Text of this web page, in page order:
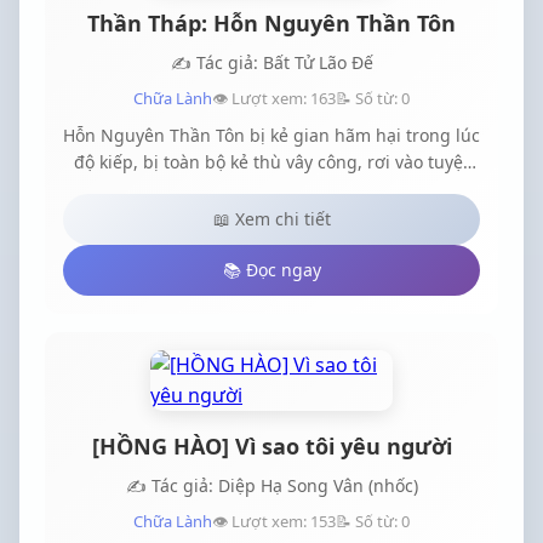
Thần Tháp: Hỗn Nguyên Thần Tôn
✍️ Tác giả: Bất Tử Lão Đế
Chữa Lành👁️ Lượt xem: 163📝 Số từ: 0
Hỗn Nguyên Thần Tôn bị kẻ gian hãm hại trong lúc
độ kiếp, bị toàn bộ kẻ thù vây công, rơi vào tuyệt
cảnh, hắn tự bạo nhằm kéo tất cả chôn cùng, thế
nhưng về sau không chết, mà lại sống lại trên
người một tiểu tử 10 tuổi, sống lại một đời hắn
quyết tìm ra kẻ đứng sau hãm hại hắn.....Năng
lượng nguyên tố được hấp thụ vào đan điền
cấpNhân linh( hấp thụ nguyên linh rèn luyện thân
thể)Huyền linh ( chuyển hóa nguyên linh thành
năng lượng nguyên tố )Địa linh ( bước đầu trong
việc cảm ứng nguyên tố trong thiên địa )Thông
linh ( chỉ dùng ý nghĩ cũng có thể điều khiển năng
lượng nguyên tố) Linh vương ( có thể bay, và
nguyên linh hóa lỏng )Thánh vương ( ngưng đọng
nguyên linh thành tinh thể trong đan điền, tinh
📖 Xem chi tiết
📚 Đọc ngay
[HỒNG HÀO] Vì sao tôi yêu người
✍️ Tác giả: Diệp Hạ Song Vân (nhốc)
Chữa Lành👁️ Lượt xem: 153📝 Số từ: 0